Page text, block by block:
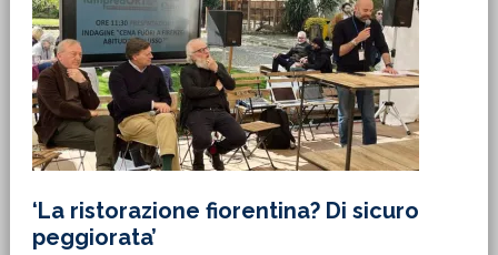
‘La ristorazione fiorentina? Di sicuro
peggiorata’